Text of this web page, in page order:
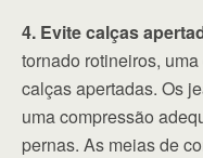
4. Evite calças
tornado rotineiros,
calças apertadas. Os
uma compressão
pernas. As meias de